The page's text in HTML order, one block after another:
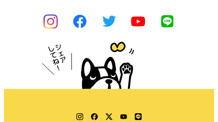
Instagram
Facebook
TwitterYouTube
LINE